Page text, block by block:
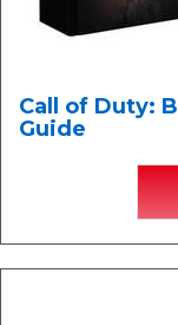
Call of Duty:
Guide